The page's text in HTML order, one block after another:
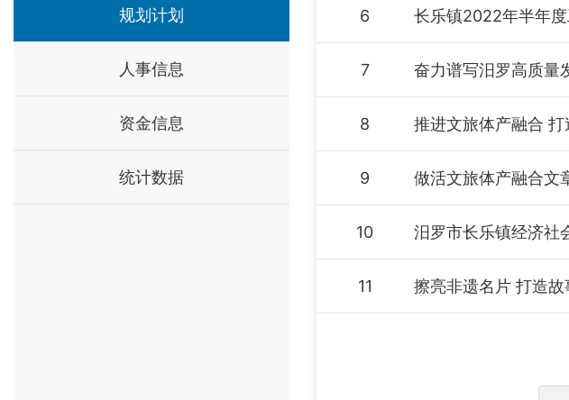
规划计划
人事信息
资金信息
统计数据
6 长乐镇2022年半年
7 奋力谱写汨罗高质量
8 推进文旅体产融合
9 做活文旅体产融合文
10 汨罗市长乐镇经济社
11 擦亮非遗名片 打造故